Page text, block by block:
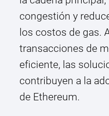
congestión y
los costos de gas.
transacciones de
eficiente, las
contribuyen a la
de Ethereum.